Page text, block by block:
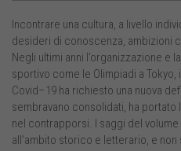
Incontrare una cultura, a livello
desideri di conoscenza, ambizioni
Negli ultimi anni l’organizzazione e
sportivo come le Olimpiadi a
Covid–19 ha richiesto una nuova
sembravano consolidati, ha portato
nel contrapporsi. I saggi del
all’ambito storico e letterario, e